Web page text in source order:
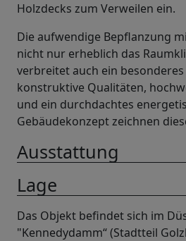
Holzdecks zum Verweilen ein.
Die aufwendige Bepflanzung
nicht nur erheblich das
verbreitet auch ein besonderes
konstruktive Qualitäten,
und ein durchdachtes
Gebäudekonzept zeichnen
Ausstattung
Lage
Das Objekt befindet sich im
"Kennedydamm“ (Stadtteil